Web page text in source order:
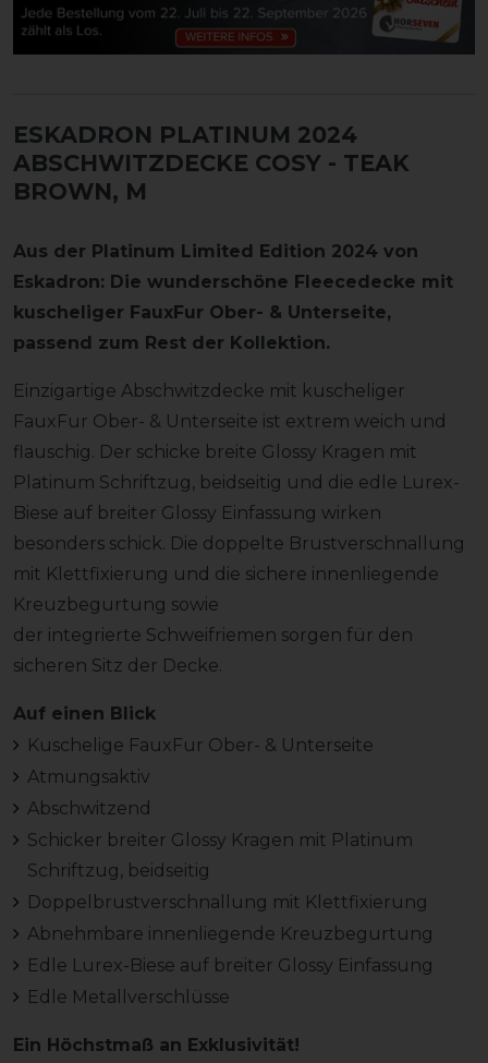
ESKADRON PLATINUM 2024
ABSCHWITZDECKE COSY - TEAK
BROWN, M
Aus der Platinum Limited Edition 2024 von
Eskadron: Die wunderschöne Fleecedecke mit
kuscheliger FauxFur Ober- & Unterseite,
passend zum Rest der Kollektion.
Einzigartige Abschwitzdecke mit kuscheliger
FauxFur Ober- & Unterseite ist extrem weich und
flauschig. Der schicke breite Glossy Kragen mit
Platinum Schriftzug, beidseitig und die edle Lurex-
Biese auf breiter Glossy Einfassung wirken
besonders schick. Die doppelte Brustverschnallung
mit Klettfixierung und die sichere innenliegende
Kreuzbegurtung sowie
der integrierte Schweifriemen sorgen für den
sicheren Sitz der Decke.
Auf einen Blick
Kuschelige FauxFur Ober- & Unterseite
Atmungsaktiv
Abschwitzend
Schicker breiter Glossy Kragen mit Platinum
Schriftzug, beidseitig
Doppelbrustverschnallung mit Klettfixierung
Abnehmbare innenliegende Kreuzbegurtung
Edle Lurex-Biese auf breiter Glossy Einfassung
Edle Metallverschlüsse
Ein Höchstmaß an Exklusivität!